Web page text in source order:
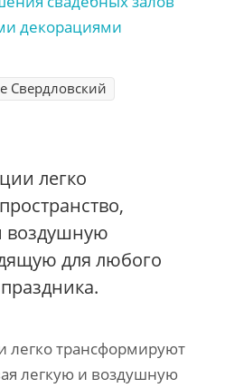
Свердловский
легко
воздушную
для любого
трансформируют
легкую и воздушную